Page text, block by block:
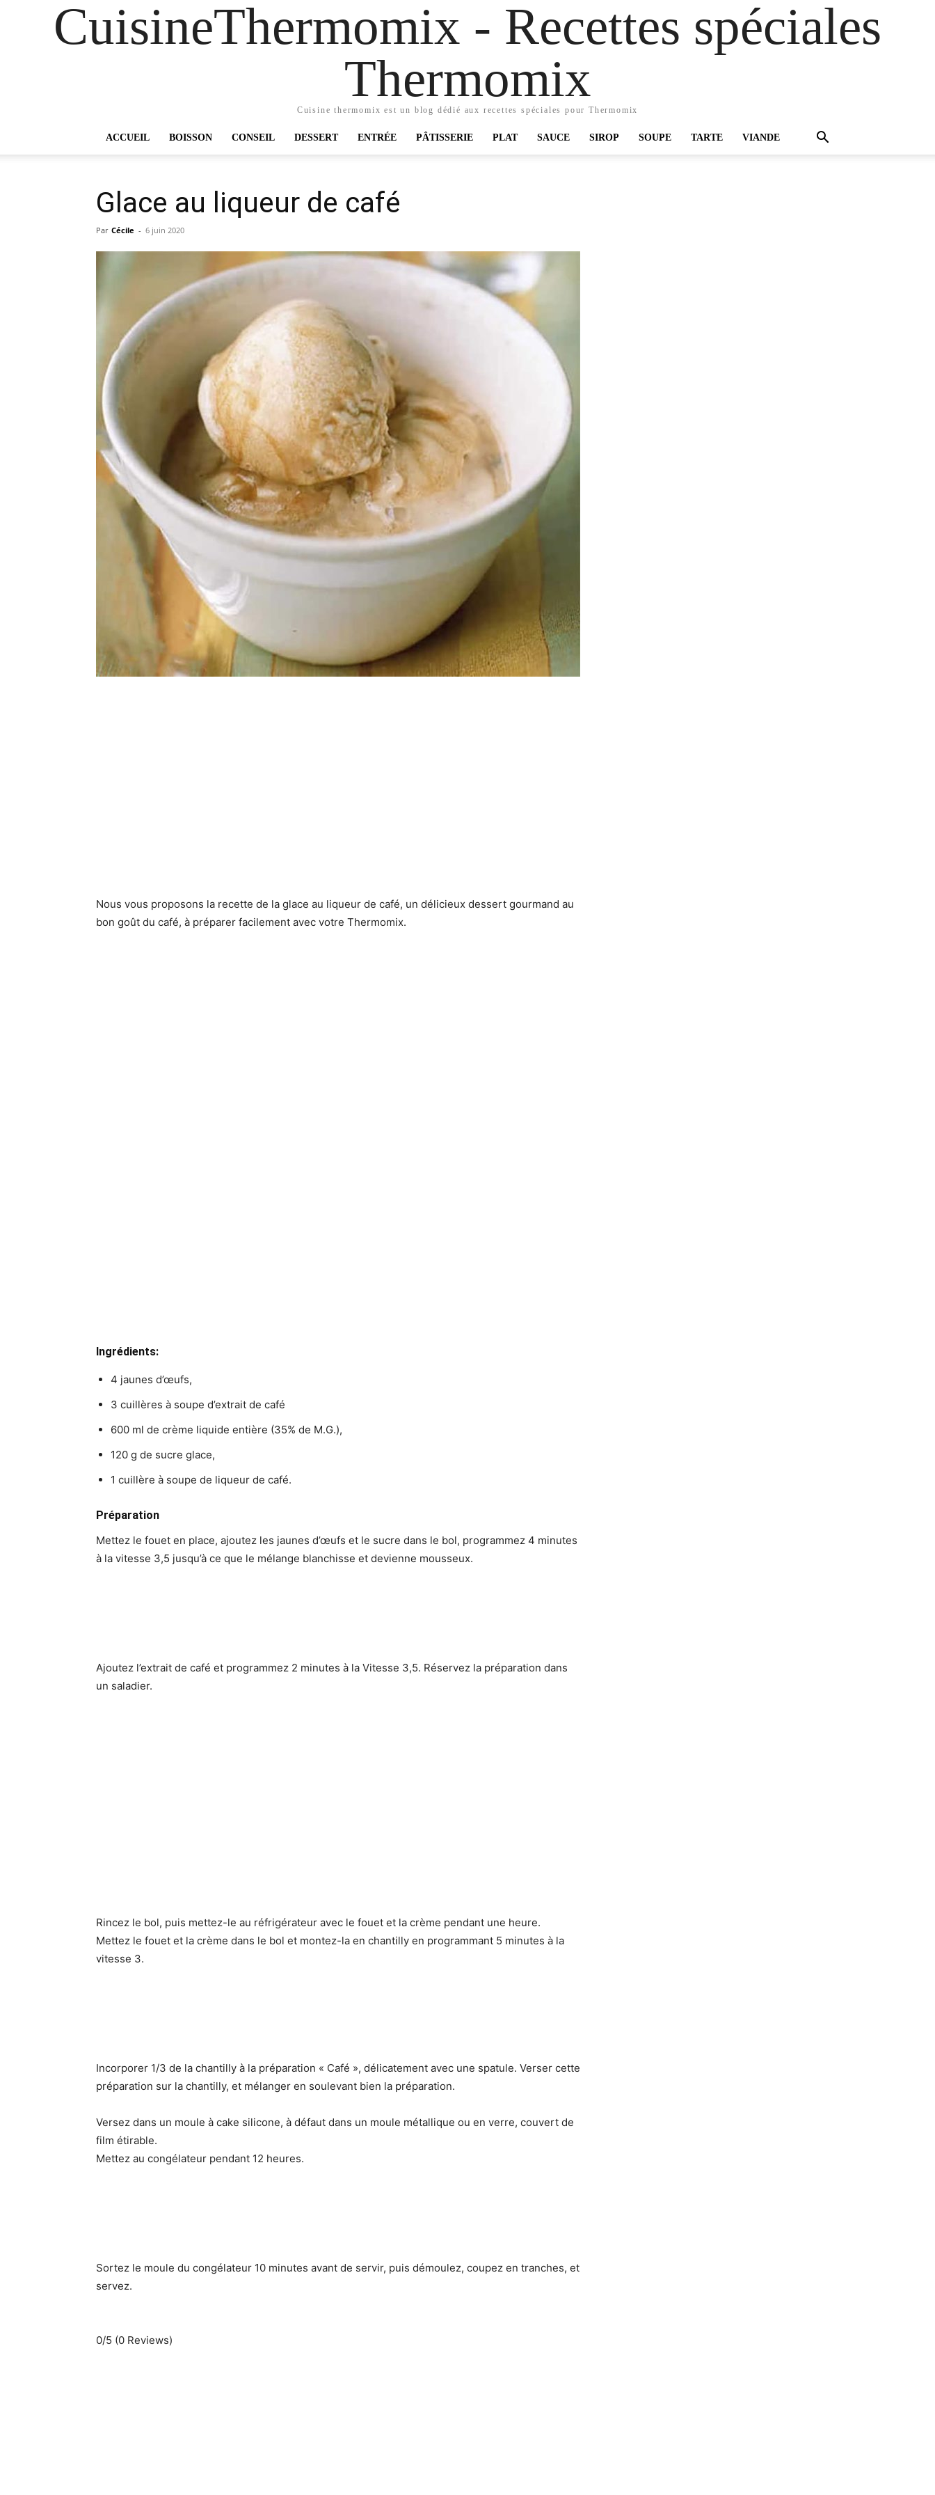
CuisineThermomix - Recettes spéciales
Thermomix
Cuisine thermomix est un blog dédié aux recettes spéciales pour Thermomix
ACCUEIL BOISSON CONSEIL DESSERT ENTRÉE PÂTISSERIE PLAT SAUCE SIROP SOUPE TARTE VIANDE
Glace au liqueur de café
Par Cécile - 6 juin 2020
Nous vous proposons la recette de la glace au liqueur de café, un délicieux dessert gourmand au
bon goût du café, à préparer facilement avec votre Thermomix.
Ingrédients:
4 jaunes d’œufs,
3 cuillères à soupe d’extrait de café
600 ml de crème liquide entière (35% de M.G.),
120 g de sucre glace,
1 cuillère à soupe de liqueur de café.
Préparation
Mettez le fouet en place, ajoutez les jaunes d’œufs et le sucre dans le bol, programmez 4 minutes
à la vitesse 3,5 jusqu’à ce que le mélange blanchisse et devienne mousseux.
Ajoutez l’extrait de café et programmez 2 minutes à la Vitesse 3,5. Réservez la préparation dans
un saladier.
Rincez le bol, puis mettez-le au réfrigérateur avec le fouet et la crème pendant une heure.
Mettez le fouet et la crème dans le bol et montez-la en chantilly en programmant 5 minutes à la
vitesse 3.
Incorporer 1/3 de la chantilly à la préparation « Café », délicatement avec une spatule. Verser cette
préparation sur la chantilly, et mélanger en soulevant bien la préparation.
Versez dans un moule à cake silicone, à défaut dans un moule métallique ou en verre, couvert de
film étirable.
Mettez au congélateur pendant 12 heures.
Sortez le moule du congélateur 10 minutes avant de servir, puis démoulez, coupez en tranches, et
servez.
0/5 (0 Reviews)